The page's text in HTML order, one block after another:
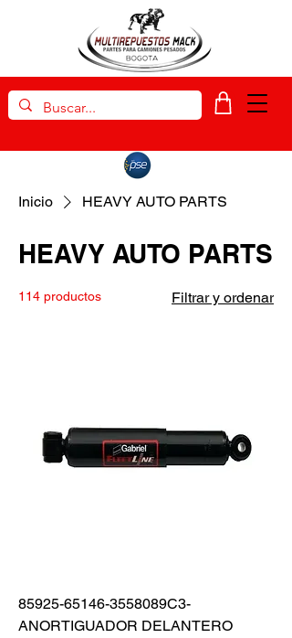
Inicio HEAVY AUTO PARTS
HEAVY AUTO PARTS
114 productos Filtrar y ordenar
85925-65146-3558089C3-
ANORTIGUADOR DELANTERO